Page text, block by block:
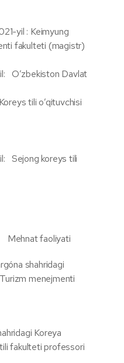
fakulteti (magistr)
Davlat
kursi
koreys tili
shahridagi
menejmenti
Koreya
fakulteti professori